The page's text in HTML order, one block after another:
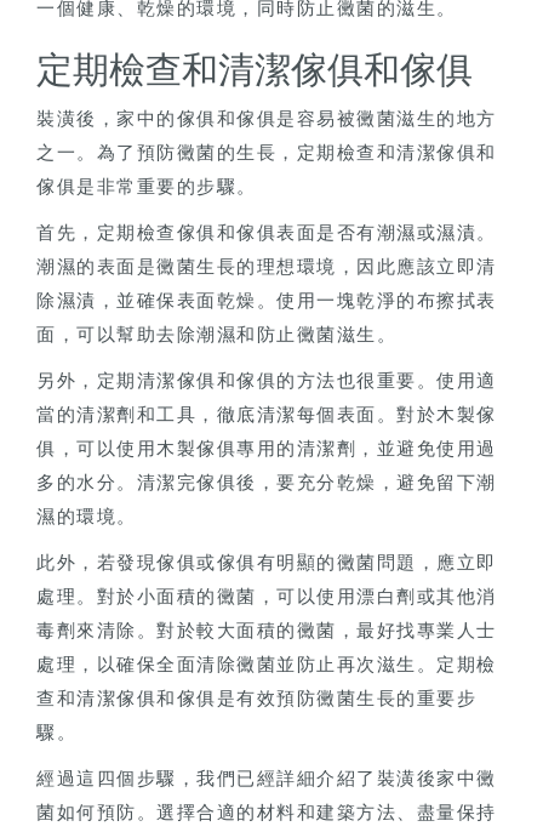
一個健康、乾燥的環境，同時防止黴菌的滋生。
定期檢查和清潔傢俱和傢俱
裝潢後，家中的傢俱和傢俱是容易被黴菌滋生的地方
之一。為了預防黴菌的生長，定期檢查和清潔傢俱和
傢俱是非常重要的步驟。
首先，定期檢查傢俱和傢俱表面是否有潮濕或濕漬。
潮濕的表面是黴菌生長的理想環境，因此應該立即清
除濕漬，並確保表面乾燥。使用一塊乾淨的布擦拭表
面，可以幫助去除潮濕和防止黴菌滋生。
另外，定期清潔傢俱和傢俱的方法也很重要。使用適
當的清潔劑和工具，徹底清潔每個表面。對於木製傢
俱，可以使用木製傢俱專用的清潔劑，並避免使用過
多的水分。清潔完傢俱後，要充分乾燥，避免留下潮
濕的環境。
此外，若發現傢俱或傢俱有明顯的黴菌問題，應立即
處理。對於小面積的黴菌，可以使用漂白劑或其他消
毒劑來清除。對於較大面積的黴菌，最好找專業人士
處理，以確保全面清除黴菌並防止再次滋生。定期檢
查和清潔傢俱和傢俱是有效預防黴菌生長的重要步
驟。
經過這四個步驟，我們已經詳細介紹了裝潢後家中黴
菌如何預防。選擇合適的材料和建築方法、盡量保持